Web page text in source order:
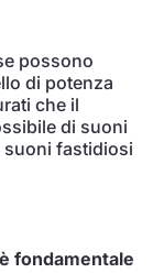
possono
di potenza
che il
di suoni
suoni fastidiosi
fondamentale